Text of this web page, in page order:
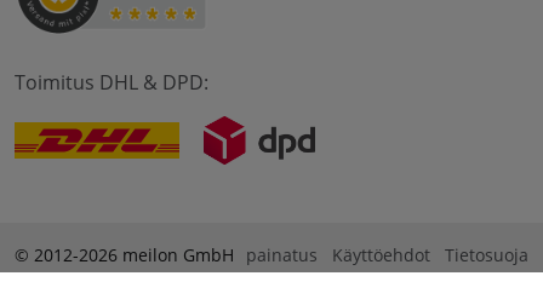
Toimitus DHL & DPD:
© 2012-2026 meilon GmbH painatus Käyttöehdot Tietosuoja